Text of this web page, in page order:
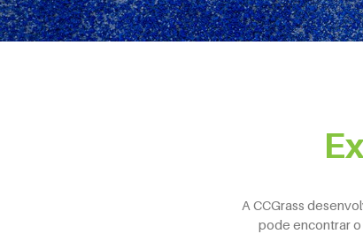
A CCGrass
pode encontrar o